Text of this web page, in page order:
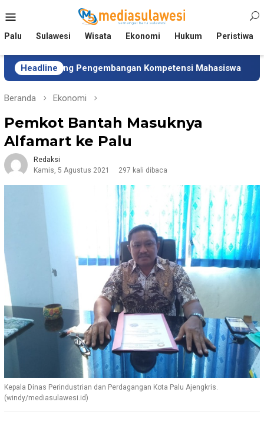
ke
Mobile
Palu Sulawesi Wisata Ekonomi Hukum Peristiwa
Headline
Pengembangan Kompetensi Mahasiswa Tim
Beranda Ekonomi
Pemkot Bantah Masuknya
Alfamart ke Palu
Redaksi
Kamis, 5 Agustus 2021
297 kali dibaca
Kepala Dinas Perindustrian dan Perdagangan Kota Palu Ajengkris.
(windy/mediasulawesi.id)